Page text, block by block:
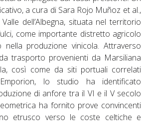
a cura di Sara Rojo Muñoz et al.,
dell’Albegna, situata nel territorio
come importante distretto agricolo
nella produzione vinicola. Attraverso
trasporto provenienti da Marsiliana
così come da siti portuali correlati
lo studio ha identificato
di anfore tra il VI e il V secolo
ha fornito prove convincenti
etrusco verso le coste celtiche e